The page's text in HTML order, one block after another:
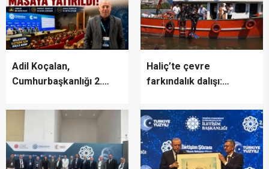
EVİM”
Adil Koçalan,
Cumhurbaşkanlığı 2.
Haliç’te çevre
farkındalık dalışı:
asla mümkün değil”